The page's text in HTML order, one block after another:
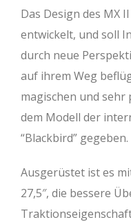
Das Design des MX
entwickelt, und soll
durch neue
auf ihrem Weg
magischen und
dem Modell der
“Blackbird” gegeben.
Ausgerüstet ist es
27,5″, die bessere